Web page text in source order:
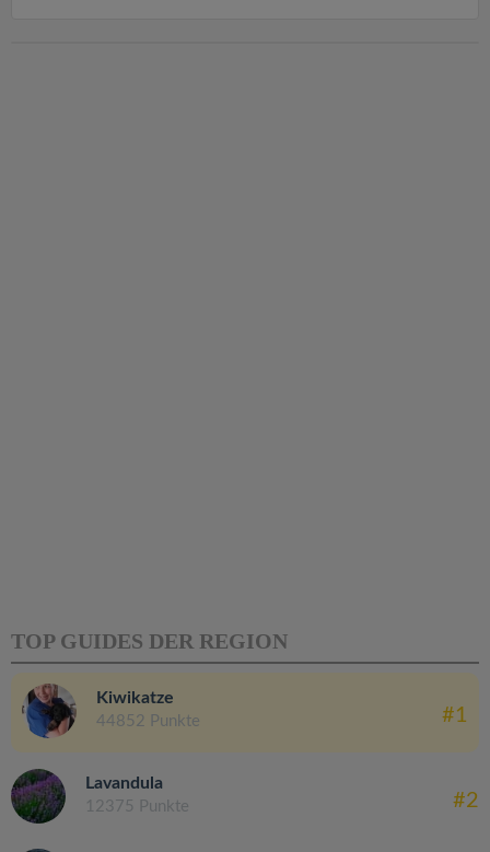
TOP GUIDES DER REGION
Kiwikatze
44852 Punkte #1
Lavandula
12375 Punkte #2